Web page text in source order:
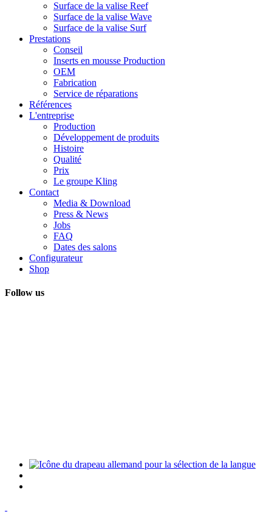
Surface de la valise Reef
Surface de la valise Wave
Surface de la valise Surf
Prestations
Conseil
Inserts en mousse Production
OEM
Fabrication
Service de réparations
Références
L'entreprise
Production
Développement de produits
Histoire
Qualité
Prix
Le groupe Kling
Contact
Media & Download
Press & News
Jobs
FAQ
Dates des salons
Configurateur
Shop
Follow us